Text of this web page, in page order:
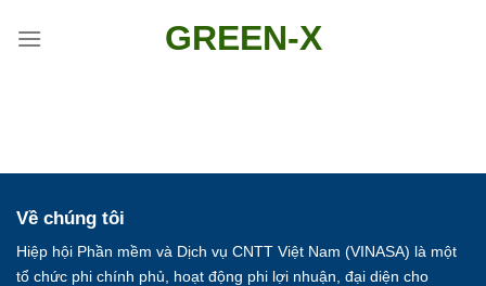
GREEN-X
Về chúng tôi
Hiệp hội Phần mềm và Dịch vụ CNTT Việt Nam (VINASA) là một
tổ chức phi chính phủ, hoạt động phi lợi nhuận, đại diện cho